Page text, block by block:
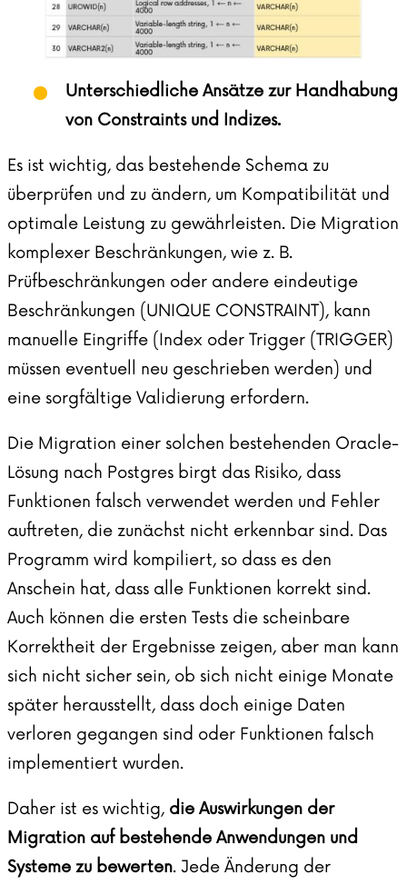
Unterschiedliche Ansätze zur Handhabung
von Constraints und Indizes.
Es ist wichtig, das bestehende Schema zu
überprüfen und zu ändern, um Kompatibilität und
optimale Leistung zu gewährleisten. Die Migration
komplexer Beschränkungen, wie z. B.
Prüfbeschränkungen oder andere eindeutige
Beschränkungen (UNIQUE CONSTRAINT), kann
manuelle Eingriffe (Index oder Trigger (TRIGGER)
müssen eventuell neu geschrieben werden) und
eine sorgfältige Validierung erfordern.
Die Migration einer solchen bestehenden Oracle-
Lösung nach Postgres birgt das Risiko, dass
Funktionen falsch verwendet werden und Fehler
auftreten, die zunächst nicht erkennbar sind. Das
Programm wird kompiliert, so dass es den
Anschein hat, dass alle Funktionen korrekt sind.
Auch können die ersten Tests die scheinbare
Korrektheit der Ergebnisse zeigen, aber man kann
sich nicht sicher sein, ob sich nicht einige Monate
später herausstellt, dass doch einige Daten
verloren gegangen sind oder Funktionen falsch
implementiert wurden.
Daher ist es wichtig, die Auswirkungen der
Migration auf bestehende Anwendungen und
Systeme zu bewerten. Jede Änderung der